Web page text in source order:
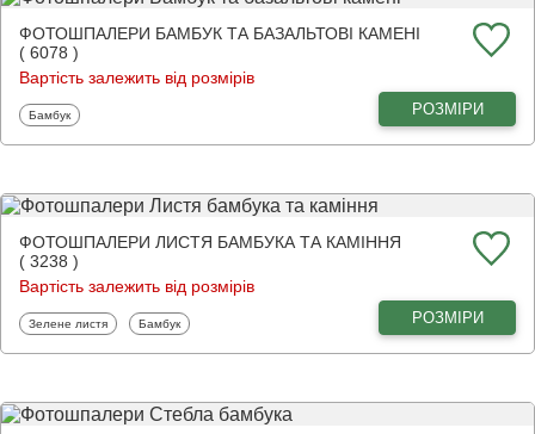
ФОТОШПАЛЕРИ БАМБУК ТА БАЗАЛЬТОВІ КАМЕНІ
( 6078 )
Вартість залежить від розмірів
Фотошпалери
Бамбук РОЗМІРИ
ФОТОШПАЛЕРИ ЛИСТЯ БАМБУКА ТА КАМІННЯ
( 3238 )
Вартість залежить від розмірів
Фотошпалери
Зелене листя Фотошпалери
Бамбук РОЗМІРИ